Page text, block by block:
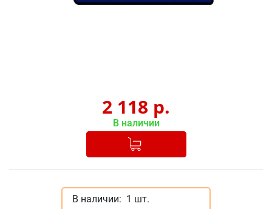
2 118 р.
В наличии
Добавлено в корзину
В наличии: 1 шт.